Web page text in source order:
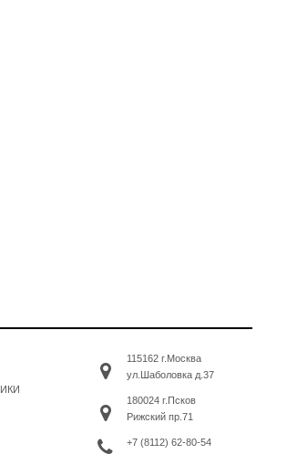
115162 г.Москва
ул.Шаболовка д.37
180024 г.Псков
Рижский пр.71
+7 (8112) 62-80-54